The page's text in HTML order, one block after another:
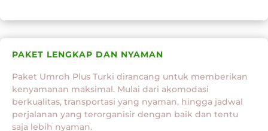
PAKET LENGKAP DAN NYAMAN
Paket Umroh Plus Turki dirancang untuk memberikan
kenyamanan maksimal. Mulai dari akomodasi
berkualitas, transportasi yang nyaman, hingga jadwal
perjalanan yang terorganisir dengan baik dan tentu
saja lebih nyaman.